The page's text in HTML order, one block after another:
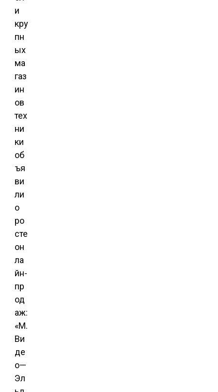
и
кру
пн
ых
ма
газ
ин
ов
тех
ни
ки
об
ъя
ви
ли
о
ро
сте
он
ла
йн-
пр
од
аж:
«М.
Ви
де
о—
Эл